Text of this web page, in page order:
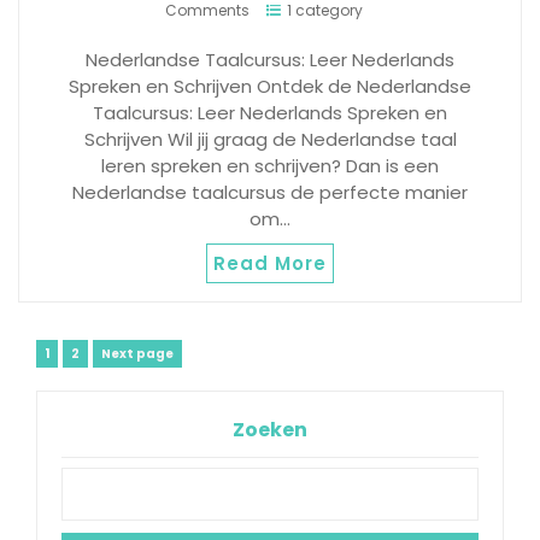
Comments 1 category
Nederlandse Taalcursus: Leer Nederlands
Spreken en Schrijven Ontdek de Nederlandse
Taalcursus: Leer Nederlands Spreken en
Schrijven Wil jij graag de Nederlandse taal
leren spreken en schrijven? Dan is een
Nederlandse taalcursus de perfecte manier
om…
Read More
Berichtnavigatie
Page
1 Page
2 Next page
Zoeken